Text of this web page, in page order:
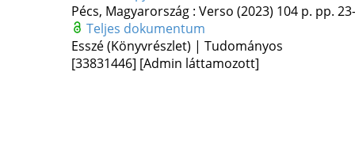
Pécs, Magyarország : Verso (2023) 104 p. pp.
Teljes dokumentum
Esszé (Könyvrészlet) | Tudományos
[33831446] [Admin láttamozott]